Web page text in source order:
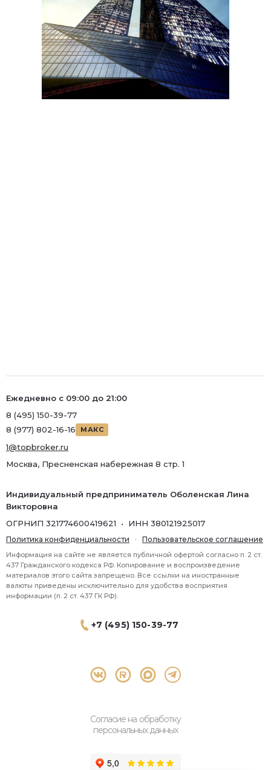
+7 (495) 150-39-77
Согласие на обработку
персональных данных
Ежедневно с 09:00 до 21:00
8 (495) 150-39-77
8 (977) 802-16-16
МАКС
1@topbroker.ru
Москва, Пресненская набережная 8 стр. 1
Индивидуальный предприниматель Оболенская Лина
Викторовна
ОГРНИП 321774600419621 • ИНН 380121925017
Политика конфиденциальности · Пользовательское соглашение
Информация на сайте не является публичной офертой согласно п. 2 ст.
437 Гражданского кодекса РФ. Копирование и воспроизведение
материалов этого сайта запрещено. Все ссылки на иностранные
валюты приведены исключительно для удобства восприятия
информации (п. 2 ст. 437 ГК РФ).